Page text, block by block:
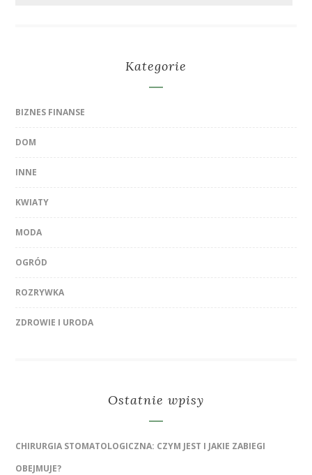
Kategorie
BIZNES FINANSE
DOM
INNE
KWIATY
MODA
OGRÓD
ROZRYWKA
ZDROWIE I URODA
Ostatnie wpisy
CHIRURGIA STOMATOLOGICZNA: CZYM JEST I JAKIE ZABIEGI
OBEJMUJE?